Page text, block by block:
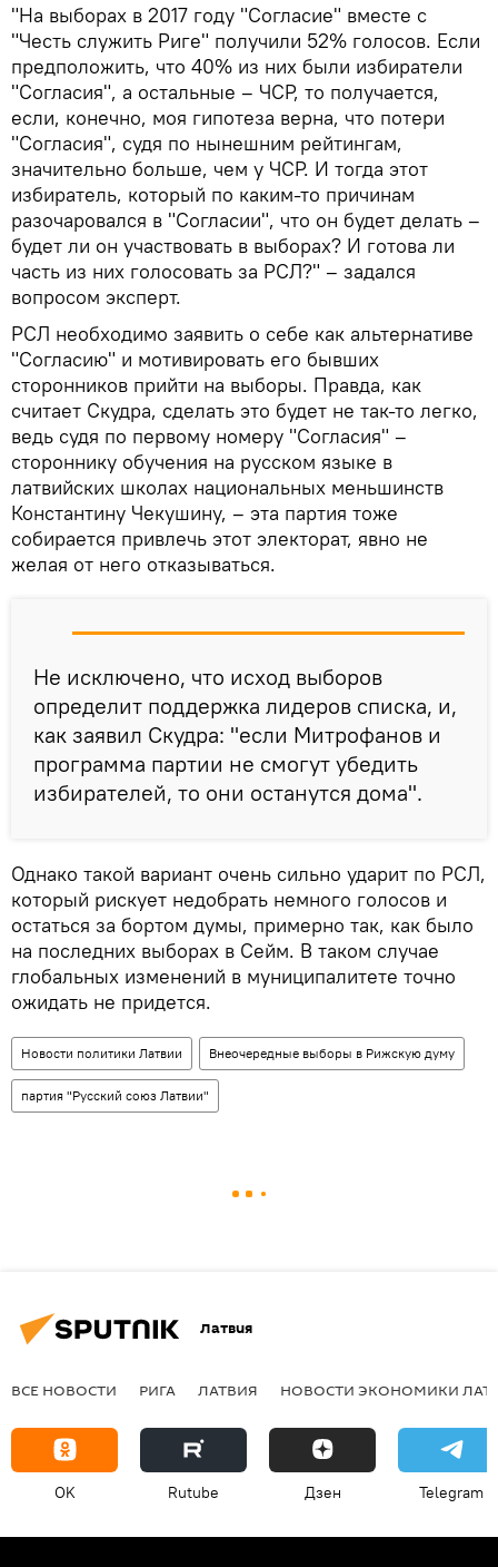
"На выборах в 2017 году "Согласие" вместе с
"Честь служить Риге" получили 52% голосов. Если
предположить, что 40% из них были избиратели
"Согласия", а остальные – ЧСР, то получается,
если, конечно, моя гипотеза верна, что потери
"Согласия", судя по нынешним рейтингам,
значительно больше, чем у ЧСР. И тогда этот
избиратель, который по каким-то причинам
разочаровался в "Согласии", что он будет делать –
будет ли он участвовать в выборах? И готова ли
часть из них голосовать за РСЛ?" – задался
вопросом эксперт.
РСЛ необходимо заявить о себе как альтернативе
"Согласию" и мотивировать его бывших
сторонников прийти на выборы. Правда, как
считает Скудра, сделать это будет не так-то легко,
ведь судя по первому номеру "Согласия" –
стороннику обучения на русском языке в
латвийских школах национальных меньшинств
Константину Чекушину, – эта партия тоже
собирается привлечь этот электорат, явно не
желая от него отказываться.
Не исключено, что исход выборов
определит поддержка лидеров списка, и,
как заявил Скудра: "если Митрофанов и
программа партии не смогут убедить
избирателей, то они останутся дома".
Однако такой вариант очень сильно ударит по РСЛ,
который рискует недобрать немного голосов и
остаться за бортом думы, примерно так, как было
на последних выборах в Сейм. В таком случае
глобальных изменений в муниципалитете точно
ожидать не придется.
Новости политики Латвии Внеочередные выборы в Рижскую думу
партия "Русский союз Латвии"
Латвия
ВСЕ НОВОСТИ РИГА ЛАТВИЯ НОВОСТИ ЭКОНОМИКИ
OK Rutube Дзен Telegram